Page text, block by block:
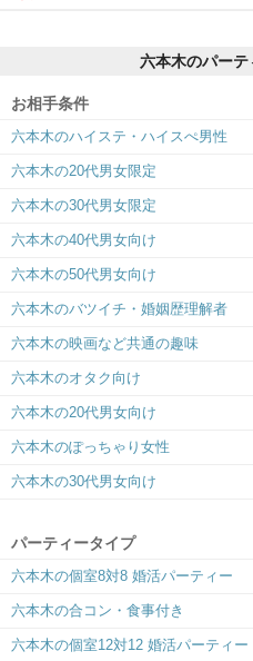
六本木のパー
お相手条件
六本木のハイステ・ハイスぺ男性
六本木の20代男女限定
六本木の30代男女限定
六本木の40代男女向け
六本木の50代男女向け
六本木のバツイチ・婚姻歴理解者
六本木の映画など共通の趣味
六本木のオタク向け
六本木の20代男女向け
六本木のぽっちゃり女性
六本木の30代男女向け
パーティータイプ
六本木の個室8対8 婚活パーティー
六本木の合コン・食事付き
六本木の個室12対12 婚活パーティー